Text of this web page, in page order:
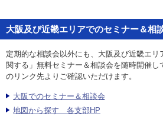
大阪及び近畿エリアでのセミナー＆相
定期的な相談会以外にも、大阪及び近畿エリ
関する」無料セミナー＆相談会を随時開催し
のリンク先よりご確認いただけます。
大阪でのセミナー＆相談会
地図から探す 各支部HP